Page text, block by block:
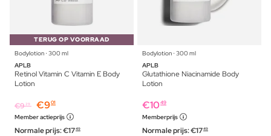
TERUG OP VOORRAAD
Bodylotion ⋅ 300 ml
APLB
Retinol Vitamin C Vitamin E Body
Lotion
€929 €901
Member actieprijs
Normale prijs:€1749
Bodylotion ⋅ 300 ml
APLB
Glutathione Niacinamide Body
Lotion
€1049
Memberprijs
Normale prijs:€1749